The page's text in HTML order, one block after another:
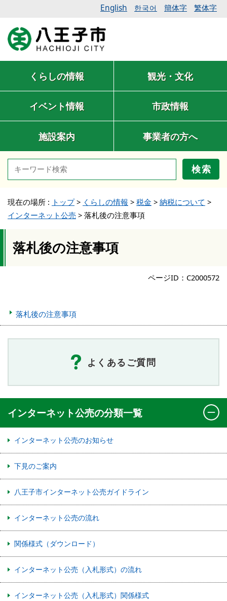
English 한국어 簡体字 繁体字
くらしの情報 観光・文化
イベント情報 市政情報
施設案内 事業者の方へ
検索
現在の場所 : トップ> くらしの情報 > 税金 > 納税について >
インターネット公売 > 落札後の注意事項
落札後の注意事項
ページID：C2000572
落札後の注意事項
よくあるご質問
インターネット公売の分類一覧
インターネット公売のお知らせ
下見のご案内
八王子市インターネット公売ガイドライン
インターネット公売の流れ
関係様式（ダウンロード）
インターネット公売（入札形式）の流れ
インターネット公売（入札形式）関係様式